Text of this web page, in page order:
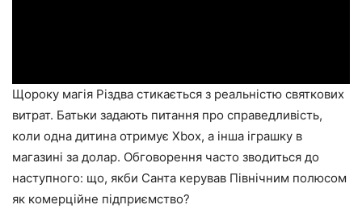
Щороку магія Різдва стикається з реальністю святкових
витрат. Батьки задають питання про справедливість,
коли одна дитина отримує Xbox, а інша іграшку в
магазині за долар. Обговорення часто зводиться до
наступного: що, якби Санта керував Північним полюсом
як комерційне підприємство?